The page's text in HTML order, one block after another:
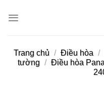
Trang chủ / Điều hòa /
tường / Điều hòa